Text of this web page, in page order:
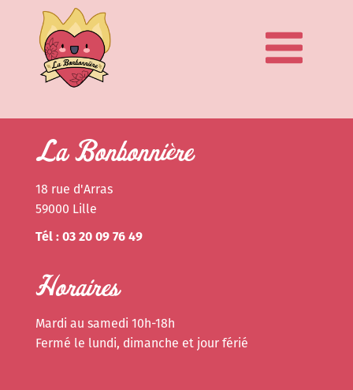
La Bonbonnière
18 rue d'Arras
59000 Lille
Tél : 03 20 09 76 49
Horaires
Mardi au samedi 10h-18h
Fermé le lundi, dimanche et jour férié